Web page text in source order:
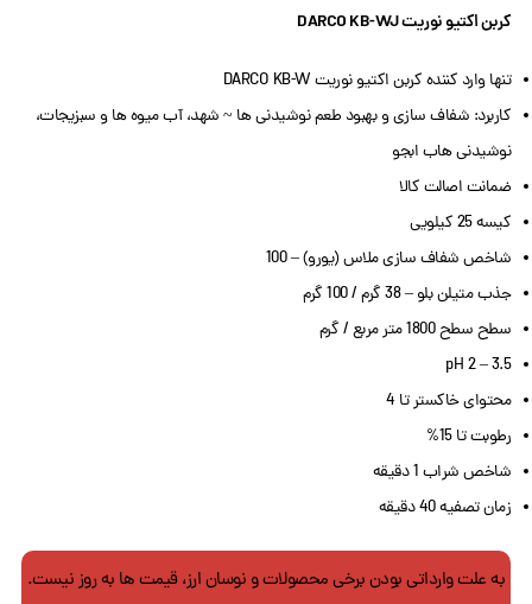
کربن اکتیو نوریت DARCO KB-WJ
تنها وارد کننده کربن اکتیو نوریت DARCO KB-W
کاربرد: شفاف سازی و بهبود طعم نوشیدنی ها ~ شهد، آب میوه ها و سبزیجات،
نوشیدنی هاب ابجو
ضمانت اصالت کالا
کیسه 25 کیلویی
شاخص شفاف سازی ملاس (یورو) – 100
جذب متیلن بلو – 38 گرم / 100 گرم
سطح سطح 1800 متر مربع / گرم
pH 2 – 3.5
محتوای خاکستر تا 4
رطوبت تا 15%
شاخص شراب 1 دقیقه
زمان تصفیه 40 دقیقه
به علت وارداتی بودن برخی محصولات و نوسان ارز، قیمت ها به روز نیست.